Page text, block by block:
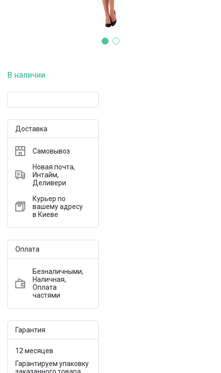
В наличии
Доставка
Самовывоз
Новая почта,
Интайм,
Деливери
Курьер по
вашему адресу
в Киеве
Оплата
Безналичными,
Наличная,
Оплата
частями
Гарантия
12 месяцев
Гарантируем упаковку